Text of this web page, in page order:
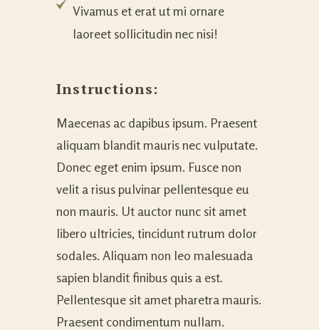
Vivamus et erat ut mi ornare
laoreet sollicitudin nec nisi!
Instructions:
Maecenas ac dapibus ipsum. Praesent
aliquam blandit mauris nec vulputate.
Donec eget enim ipsum. Fusce non
velit a risus pulvinar pellentesque eu
non mauris. Ut auctor nunc sit amet
libero ultricies, tincidunt rutrum dolor
sodales. Aliquam non leo malesuada
sapien blandit finibus quis a est.
Pellentesque sit amet pharetra mauris.
Praesent condimentum nullam.